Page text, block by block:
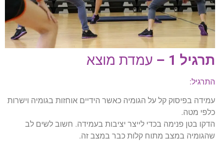
תרגיל 1 – עמדת מוצא
התרגיל:
עמידה בפיסוק קל על הגומיה כאשר הידיים אוחזות בגומיה וישרות
כלפי מטה.
הדקו בטן פנימה בכדי לייצר יציבות בעמידה. חשוב לשים לב
שהגומיה במצב מתוח קלות כבר במצב זה.